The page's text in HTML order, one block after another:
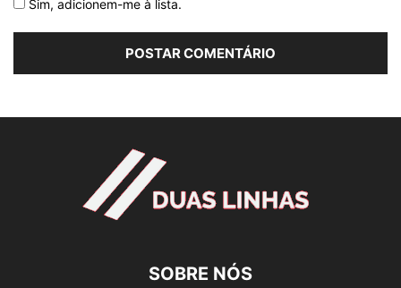
Sim, adicionem-me à lista.
SOBRE NÓS